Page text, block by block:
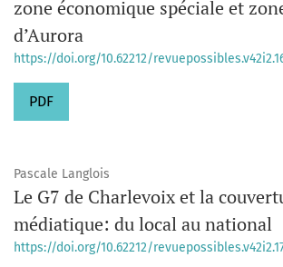
zone économique spéciale et
d’Aurora
https://doi.org/10.62212/
PDF
Pascale Langlois
Le G7 de Charlevoix et la
médiatique: du local au national
https://doi.org/10.62212/